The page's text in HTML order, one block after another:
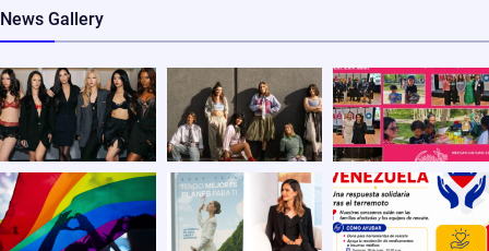
News Gallery